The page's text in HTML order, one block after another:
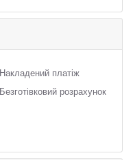
Накладений платіж
Безготівковий розрахунок